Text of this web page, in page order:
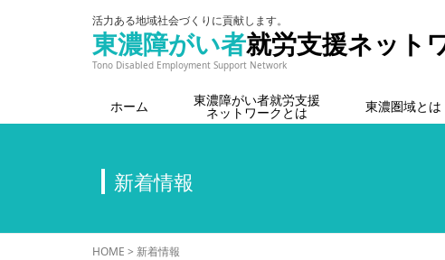
活力ある地域社会づくりに貢献します。
東濃障がい者就労支援ネット
Tono Disabled Employment Support Network
ホーム 東濃障がい者就労支援
ネットワークとは 東濃圏域とは
新着情報
HOME > 新着情報